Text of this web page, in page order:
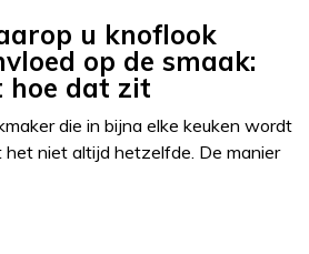
u knoflook
op de smaak:
hoe dat zit
die in bijna elke keuken wordt
het niet altijd hetzelfde. De manier